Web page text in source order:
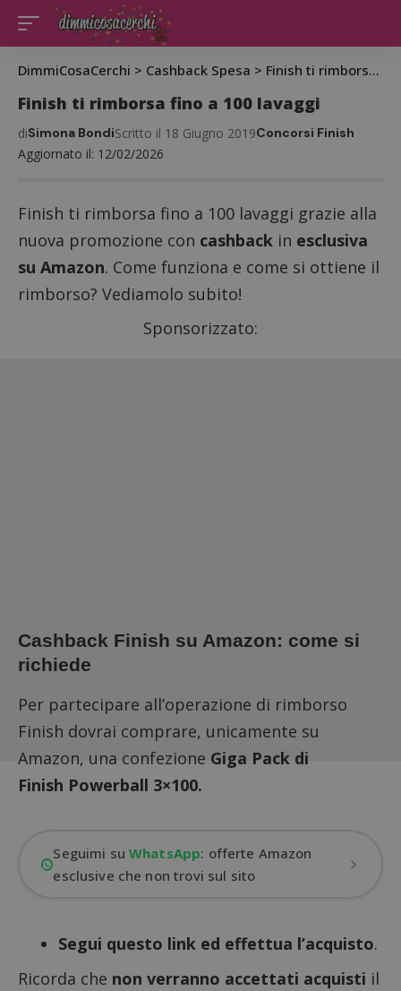
DimmiCosaCerchi > Cashback Spesa > Finish ti rimborsa fino a 100 lavaggi
Finish ti rimborsa fino a 100 lavaggi
Aggiornato il: 12/02/2026
diSimona BondiScritto il 18 Giugno 2019Concorsi Finish
Finish ti rimborsa fino a 100 lavaggi grazie alla
nuova promozione con cashback in esclusiva
su Amazon. Come funziona e come si ottiene il
rimborso? Vediamolo subito!
Sponsorizzato:
Cashback Finish su Amazon: come si
richiede
Per partecipare all’operazione di rimborso
Finish dovrai comprare, unicamente su
Amazon, una confezione Giga Pack di
Finish Powerball 3×100.
Seguimi suWhatsApp: offerte Amazon
esclusive che non trovi sul sito
Segui questo link ed effettua l’acquisto.
Ricorda che non verranno accettati acquisti il